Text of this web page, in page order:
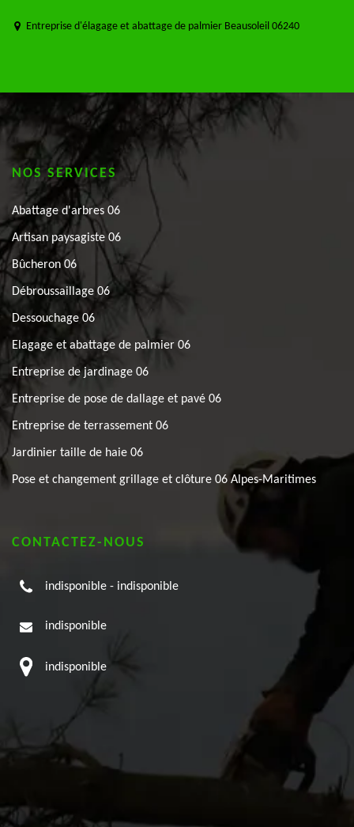
Entreprise d'élagage et abattage de palmier Beausoleil 06240
NOS SERVICES
Abattage d'arbres 06
Artisan paysagiste 06
Bûcheron 06
Débroussaillage 06
Dessouchage 06
Elagage et abattage de palmier 06
Entreprise de jardinage 06
Entreprise de pose de dallage et pavé 06
Entreprise de terrassement 06
Jardinier taille de haie 06
Pose et changement grillage et clôture 06 Alpes-Maritimes
CONTACTEZ-NOUS
indisponible - indisponible
indisponible
indisponible